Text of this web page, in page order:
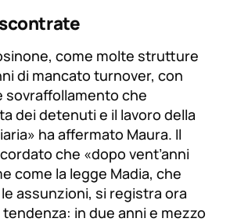
come molte strutture
di mancato turnover, con
sovraffollamento che
dei detenuti e il lavoro della
ha affermato Maura. Il
che «dopo vent’anni
come la legge Madia, che
assunzioni, si registra ora
tendenza: in due anni e mezzo